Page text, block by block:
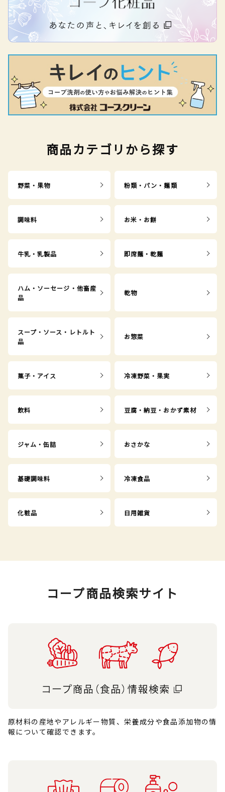
商品カテゴリから探す
野菜・果物 粉類・パン・麺類
調味料 お米・お餅
牛乳・乳製品 即席麺・乾麺
ハム・ソーセージ・他畜産
品
乾物
スープ・ソース・レトルト
品
お惣菜
菓子・アイス 冷凍野菜・果実
飲料 豆腐・納豆・おかず素材
ジャム・缶詰 おさかな
基礎調味料 冷凍食品
化粧品 日用雑貨
コープ商品検索サイト
原材料の産地やアレルギー物質、栄養成分や食品添加物の情
報について確認できます。